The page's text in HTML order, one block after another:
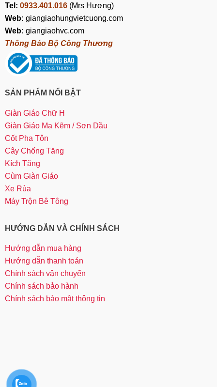
Tel: 0933.401.016 (Mrs Hương)
Web: giangiaohungvietcuong.com
Web: giangiaohvc.com
Thông Báo Bộ Công Thương
SẢN PHẨM NỔI BẬT
Giàn Giáo Chữ H
Giàn Giáo Mạ Kẽm / Sơn Dầu
Cốt Pha Tôn
Cây Chống Tăng
Kích Tăng
Cùm Giàn Giáo
Xe Rùa
Máy Trộn Bê Tông
HƯỚNG DẪN VÀ CHÍNH SÁCH
Hướng dẫn mua hàng
Hướng dẫn thanh toán
Chính sách vận chuyển
Chính sách bảo hành
Chính sách bảo mật thông tin